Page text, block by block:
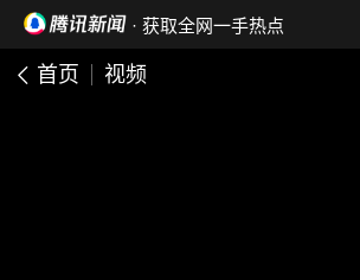
· 获取全网一手热点
首页 视频